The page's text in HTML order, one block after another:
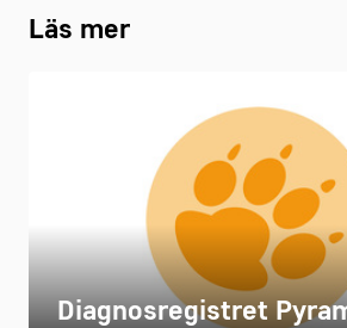
Läs mer
Diagnosregistret